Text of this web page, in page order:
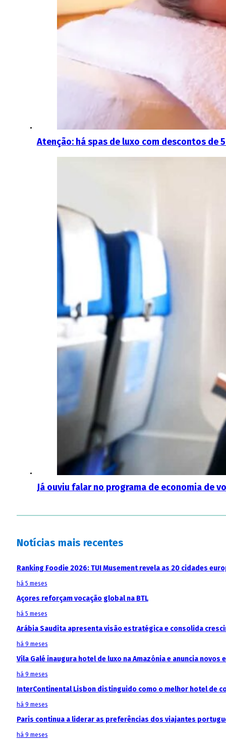
Atenção: há spas de luxo com descontos de
Já ouviu falar no programa de economia de
Notícias mais recentes
Ranking Foodie 2026: TUI Musement revela as 20 cidades
há 5 meses
Açores reforçam vocação global na BTL
há 5 meses
Arábia Saudita apresenta visão estratégica e consolida
há 9 meses
Vila Galé inaugura hotel de luxo na Amazónia e anuncia
há 9 meses
InterContinental Lisbon distinguido como o melhor hotel de
há 9 meses
Paris continua a liderar as preferências dos viajantes
há 9 meses